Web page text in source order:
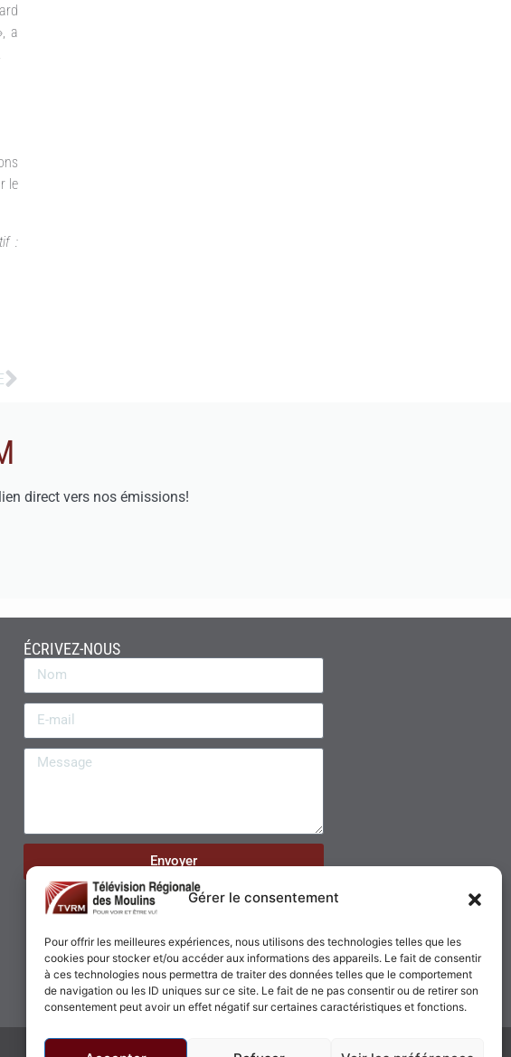
Gérer le consentement
Pour offrir les meilleures expériences, nous utilisons des technologies telles que les
cookies pour stocker et/ou accéder aux informations des appareils. Le fait de consentir
à ces technologies nous permettra de traiter des données telles que le comportement
de navigation ou les ID uniques sur ce site. Le fait de ne pas consentir ou de retirer son
consentement peut avoir un effet négatif sur certaines caractéristiques et fonctions.
a
le
:
direct vers nos émissions!
ÉCRIVEZ-NOUS
Envoyer